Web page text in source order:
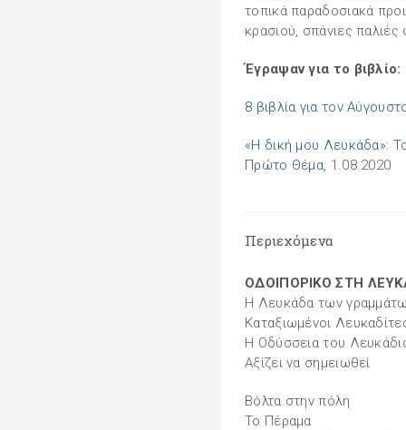
τοπικά παραδοσιακά
κρασιού, σπάνιες
Έγραψαν για το βιβλίο:
8 βιβλία για τον
«Η δική μου Λευκάδα»:
Πρώτο Θέμα, 1.08.2020
Περιεχόμενα
ΟΔΟΙΠΟΡΙΚΟ ΣΤΗ
Η Λευκάδα των
Καταξιωμένοι
Η Οδύσσεια του
Αξίζει να σημειωθεί
Βόλτα στην πόλη
Το Πέραμα